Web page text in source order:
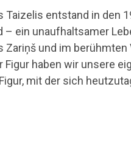
Taizelis entstand in den
ein unaufhaltsamer
Zariņš und im
Figur haben wir unsere
mit der sich